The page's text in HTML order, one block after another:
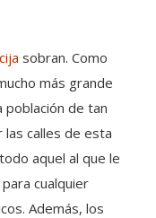
sobran. Como
más grande
de tan
calles de esta
aquel al que le
cualquier
Además, los